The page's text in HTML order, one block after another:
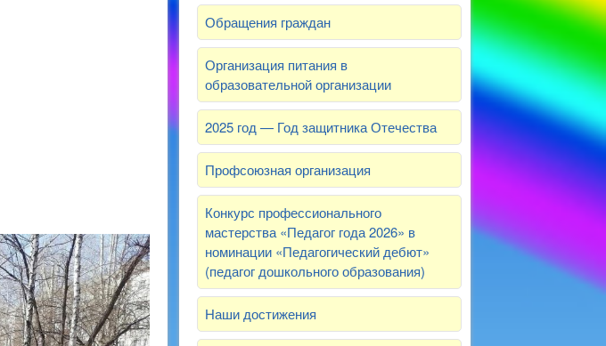
Обращения граждан
Организация питания в
образовательной организации
2025 год — Год защитника Отечества
Профсоюзная организация
Конкурс профессионального
мастерства «Педагог года 2026» в
номинации «Педагогический дебют»
(педагог дошкольного образования)
Наши достижения